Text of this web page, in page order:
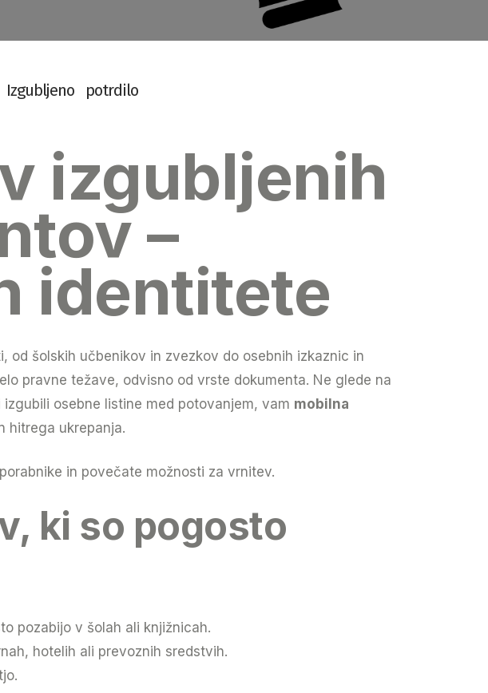
Izgubljeno potrdilo
izgubljenih
–
identitete
od šolskih učbenikov in zvezkov do osebnih izkaznic in
pravne težave, odvisno od vrste dokumenta. Ne glede na
osebne listine med potovanjem, vam mobilna
hitrega ukrepanja.
in povečate možnosti za vrnitev.
ki so pogosto
pozabijo v šolah ali knjižnicah.
hotelih ali prevoznih sredstvih.